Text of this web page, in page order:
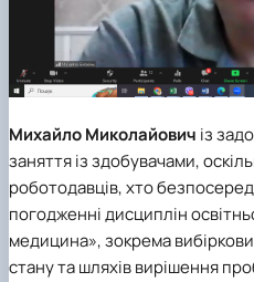
Михайло Миколайович із
заняття із здобувачами,
роботодавців, хто
погодженні дисциплін
медицина», зокрема
стану та шляхів вирішення